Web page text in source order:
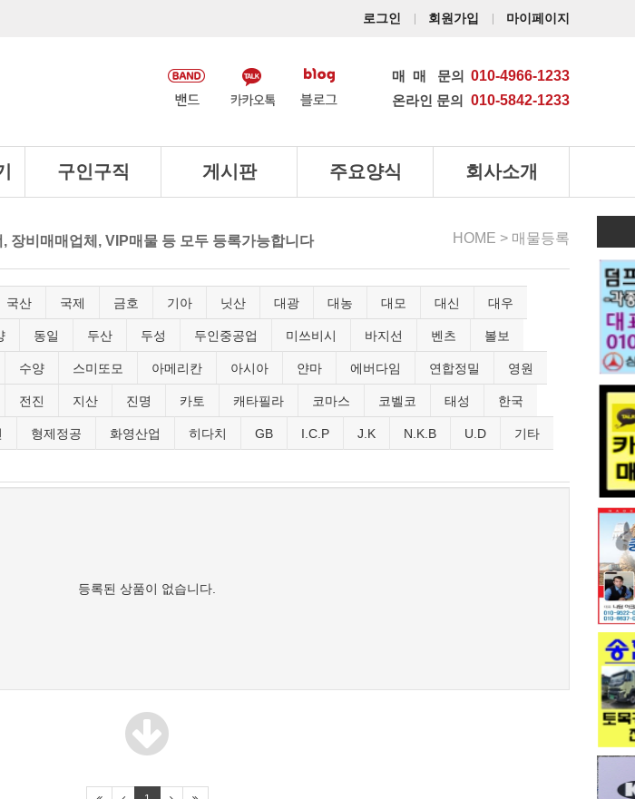
로그인 회원가입 마이페이지
매매 문의 010-4966-1233
온라인 문의 010-5842-1233
구인구직 게시판 주요양식 회사소개
HOME > 매물등록
, 장비매매업체, VIP매물 등 모두 등록가능합니다
국산 국제 금호 기아 닛산 대광 대농 대모 대신 대우
동일 두산 두성 두인중공업 미쓰비시 바지선 벤츠 볼보
수양 스미또모 아메리칸 아시아 얀마 에버다임 연합정밀 영원
전진 지산 진명 카토 캐타필라 코마스 코벨코 태성 한국
형제정공 화영산업 히다치 GB I.C.P J.K N.K.B U.D 기타
등록된 상품이 없습니다.